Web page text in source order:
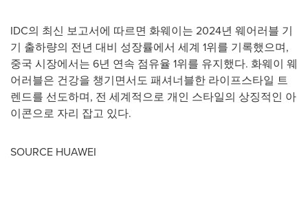
IDC의 최신 보고서에 따르면 화웨이는 2024년 웨어러블 기
기 출하량의 전년 대비 성장률에서 세계 1위를 기록했으며,
중국 시장에서는 6년 연속 점유율 1위를 유지했다. 화웨이 웨
어러블은 건강을 챙기면서도 패셔너블한 라이프스타일 트
렌드를 선도하며, 전 세계적으로 개인 스타일의 상징적인 아
이콘으로 자리 잡고 있다.
SOURCE HUAWEI